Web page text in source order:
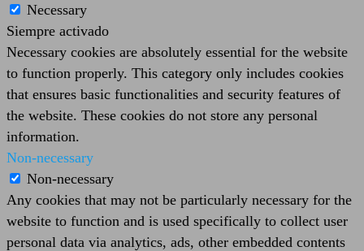
Necessary
Siempre activado
Necessary cookies are absolutely essential for the website
to function properly. This category only includes cookies
that ensures basic functionalities and security features of
the website. These cookies do not store any personal
information.
Non-necessary
Non-necessary
Any cookies that may not be particularly necessary for the
website to function and is used specifically to collect user
personal data via analytics, ads, other embedded contents